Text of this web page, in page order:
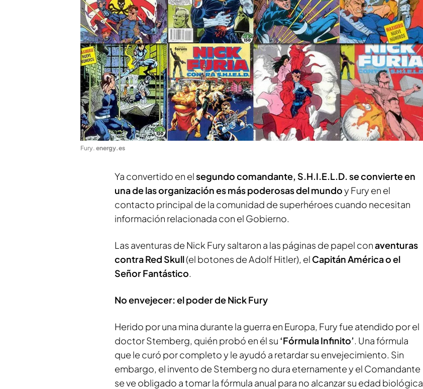
Fury. energy.es
Ya convertido en elsegundo comandante, S.H.I.E.L.D. se convierte en
una de las organización es más poderosas del mundoy Fury en el
contacto principal de la comunidad de superhéroes cuando necesitan
información relacionada con el Gobierno.
Las aventuras de Nick Fury saltaron a las páginas de papel conaventuras
contra Red Skull(el botones de Adolf Hitler), el Capitán América o el
Señor Fantástico.
No envejecer: el poder de Nick Fury
Herido por una mina durante la guerra en Europa, Fury fue atendido por el
doctor Stemberg, quién probó en él su ‘Fórmula Infinito’. Una fórmula
que le curó por completo y le ayudó a retardar su envejecimiento. Sin
embargo, el invento de Stemberg no dura eternamente y el Comandante
se ve obligado a tomar la fórmula anual para no alcanzar su edad biológica